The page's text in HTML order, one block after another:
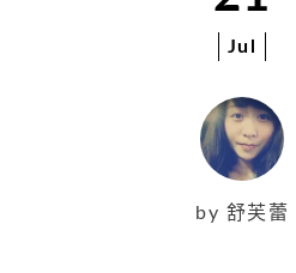
Jul
by 舒芙蕾